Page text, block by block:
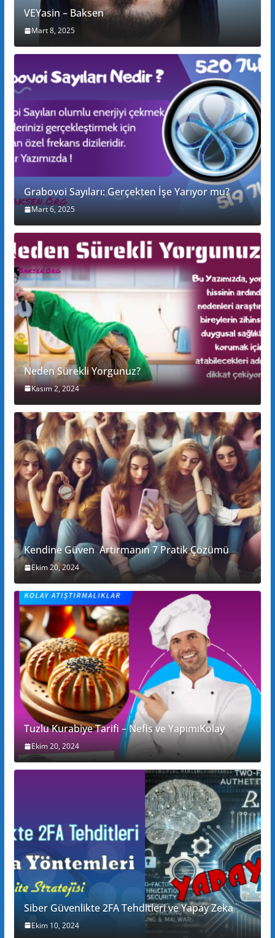
VEYasin – Baksen
Mart 8, 2025
Grabovoi Sayıları: Gerçekten İşe Yarıyor mu?
Mart 6, 2025
Neden Sürekli Yorgunuz?
Kasım 2, 2024
Kendine Güven Artırmanın 7 Pratik Çözümü
Ekim 20, 2024
Tuzlu Kurabiye Tarifi – Nefis ve YapımıKolay
Ekim 20, 2024
Siber Güvenlikte 2FA Tehditleri ve Yapay Zeka
Ekim 10, 2024
Kadınlar için Programlar ve Kurslar